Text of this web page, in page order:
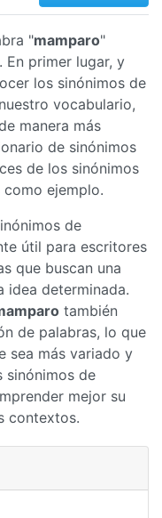
"mamparo"
En primer lugar, y
los sinónimos de
vocabulario,
manera más
de sinónimos
de los sinónimos
como ejemplo.
de
útil para escritores
que buscan una
idea determinada.
también
de palabras, lo que
sea más variado y
sinónimos de
mejor su
contextos.